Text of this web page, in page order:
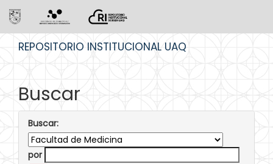
REPOSITORIO INSTITUCIONAL UAQ
Buscar
Buscar:
por